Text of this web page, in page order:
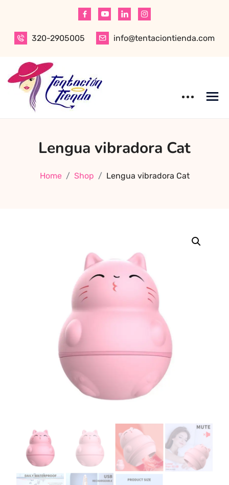
content
320-2905005
info@tentaciontienda.com
mejor sex shop
especializado en
Compra online
de forma rápida,
WhatsApp.
Explora nuestra
tienda para
adultos y vive
Lengua vibradora Cat
Home Shop Lengua vibradora Cat